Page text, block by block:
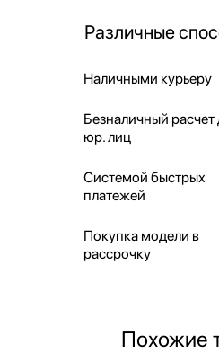
Различные
Наличными курьеру
Безналичный расчет
юр. лиц
Системой быстрых
платежей
Покупка модели в
рассрочку
Похожие